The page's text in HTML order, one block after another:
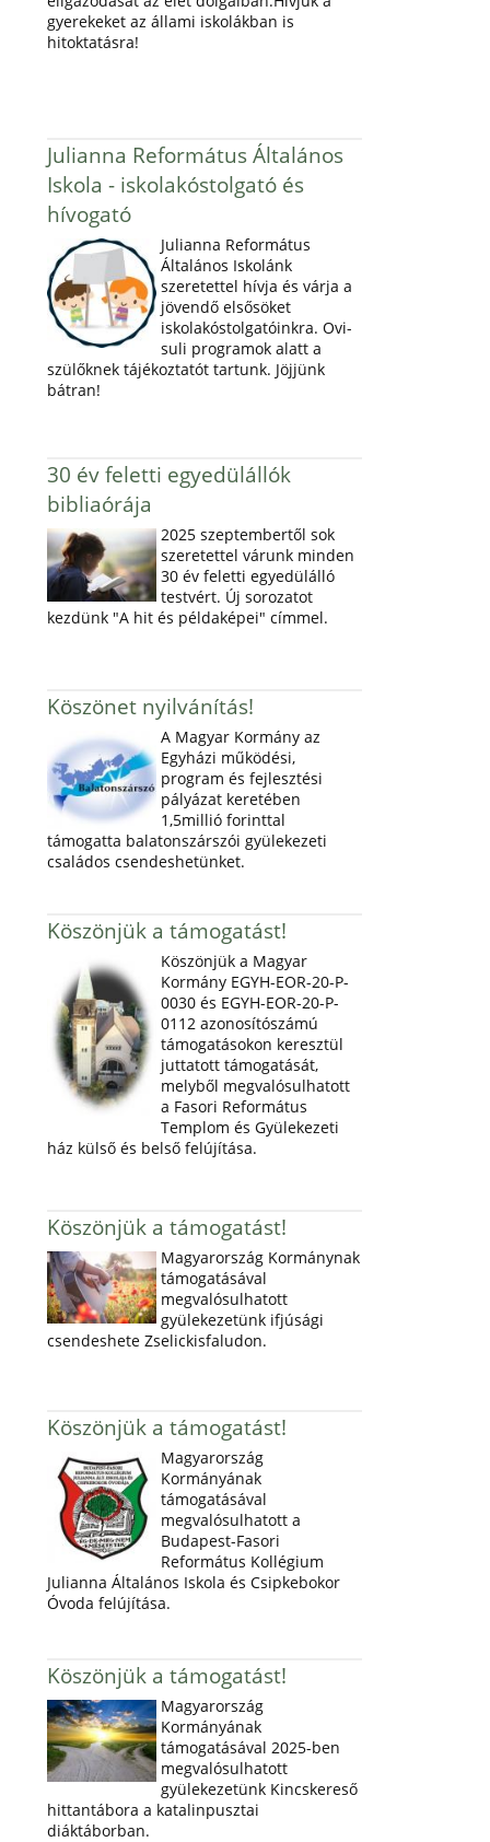
gyerekeket az állami iskolákban is
hitoktatásra!
Julianna Református Általános
Iskola - iskolakóstolgató és
hívogató
Julianna Református
Általános Iskolánk
szeretettel hívja és várja a
jövendő elsősöket
iskolakóstolgatóinkra. Ovi-
suli programok alatt a
szülőknek tájékoztatót tartunk. Jöjjünk
bátran!
30 év feletti egyedülállók
bibliaórája
2025 szeptembertől sok
szeretettel várunk minden
30 év feletti egyedülálló
testvért. Új sorozatot
kezdünk "A hit és példaképei" címmel.
Köszönet nyilvánítás!
A Magyar Kormány az
Egyházi működési,
program és fejlesztési
pályázat keretében
1,5millió forinttal
támogatta balatonszárszói gyülekezeti
családos csendeshetünket.
Köszönjük a támogatást!
Köszönjük a Magyar
Kormány EGYH-EOR-20-P-
0030 és EGYH-EOR-20-P-
0112 azonosítószámú
támogatásokon keresztül
juttatott támogatását,
melyből megvalósulhatott
a Fasori Református
Templom és Gyülekezeti
ház külső és belső felújítása.
Köszönjük a támogatást!
Magyarország Kormánynak
támogatásával
megvalósulhatott
gyülekezetünk ifjúsági
csendeshete Zselickisfaludon.
Köszönjük a támogatást!
Magyarország
Kormányának
támogatásával
megvalósulhatott a
Budapest-Fasori
Református Kollégium
Julianna Általános Iskola és Csipkebokor
Óvoda felújítása.
Köszönjük a támogatást!
Magyarország
Kormányának
támogatásával 2025-ben
megvalósulhatott
gyülekezetünk Kincskereső
hittantábora a katalinpusztai
diáktáborban.